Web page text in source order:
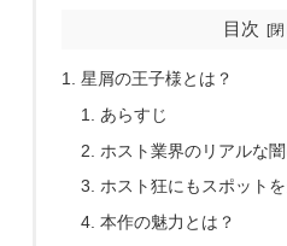
目次
星屑の王子様とは？
あらすじ
ホスト業界のリアルな
ホスト狂にもスポット
本作の魅力とは？